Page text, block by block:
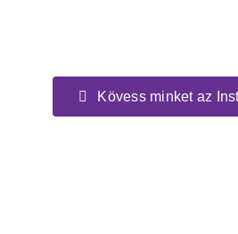
Kövess minket az